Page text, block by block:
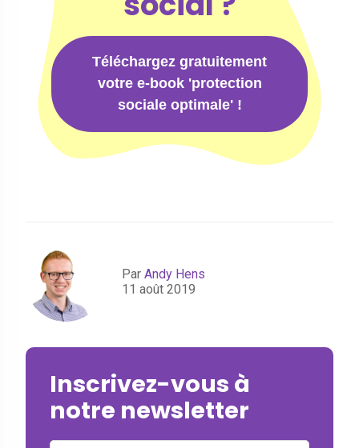
Téléchargez gratuitement
votre e-book 'protection
sociale optimale' !
Par Andy Hens
11 août 2019
Inscrivez-vous à
notre newsletter